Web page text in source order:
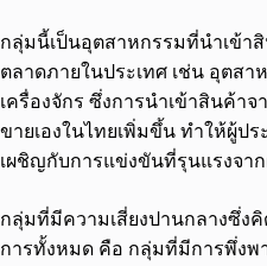
กลุ่มนี้เป็นอุตสาหกรรมที่นำเข้า
ตลาดภายในประเทศ เช่น อุตสา
เครื่องจักร ซึ่งการนำเข้าสินค้า
ขายเองในไทยเพิ่มขึ้น ทำให้ผู้ป
เผชิญกับการแข่งขันที่รุนแรงจา
กลุ่มที่มีความเสี่ยงปานกลางซึ่งคิ
การทั้งหมด คือ กลุ่มที่มีการพึ่งพ